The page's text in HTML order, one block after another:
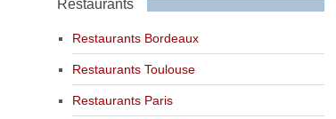
Restaurants
Restaurants Bordeaux
Restaurants Toulouse
Restaurants Paris